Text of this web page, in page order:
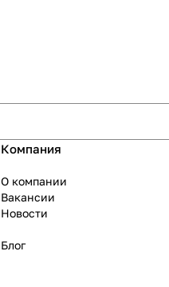
Компания
О компании
Вакансии
Новости
Блог